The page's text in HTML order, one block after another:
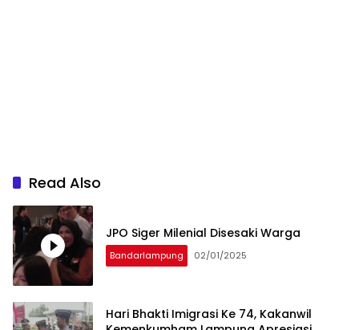
Read Also
JPO Siger Milenial Disesaki Warga
Bandarlampung 02/01/2025
Hari Bhakti Imigrasi Ke 74, Kakanwil